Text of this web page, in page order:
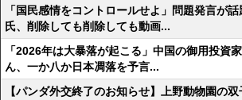
「国民感情をコントロールせよ」問題発言が
氏、削除しても削除しても動画...
「2026年は大暴落が起こる」中国の御用投資
ん、一か八か日本凋落を予言...
【パンダ外交終了のお知らせ】上野動物園の